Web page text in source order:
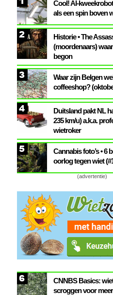
Cool! AI-
als een spin boven
2
Historie • The
(moordenaars)
begon
3
Waar zijn Belgen
coffeeshop?
4
Duitsland pakt NL
235 km/u) a.k.a.
wietroker
5
Cannabis foto’s • 6
oorlog tegen wiet
(advertentie)
6
CNNBS Basics:
scroggen voor